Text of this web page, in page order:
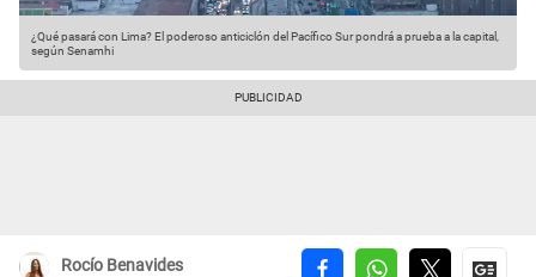
¿Qué pasará con Lima? El poderoso anticiclón del Pacífico Sur pondrá a prueba a la capital,
según Senamhi
Rocío Benavides